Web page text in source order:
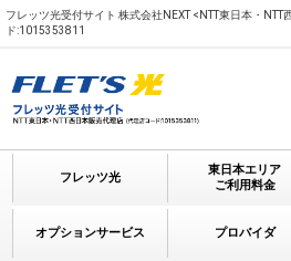
フレッツ光受付サイト 株式会社NEXT <NTT東日本・NTT
ド:1015353811
フレッツ光
東日本エリア
ご利用料金
オプションサービス プロバイダ